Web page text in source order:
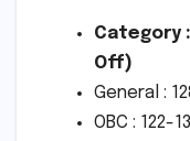
Category
Off)
General :
OBC : 122-